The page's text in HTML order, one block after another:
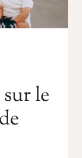
le